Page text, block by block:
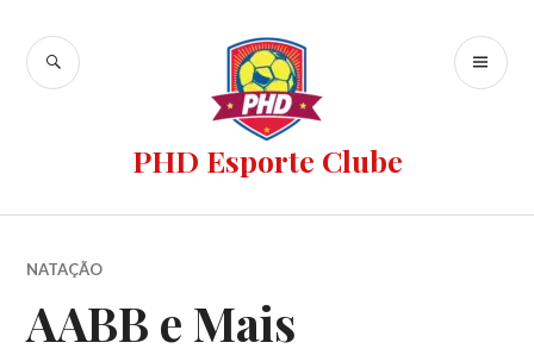
PHD Esporte Clube
NATAÇÃO
AABB e Mais